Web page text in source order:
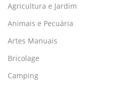
Agricultura e Jardim
Animais e Pecuária
Artes Manuais
Bricolage
Camping